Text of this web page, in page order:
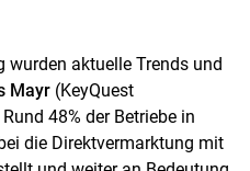
wurden aktuelle Trends und
Mayr(KeyQuest
48% der Betriebe in
die Direktvermarktung mit